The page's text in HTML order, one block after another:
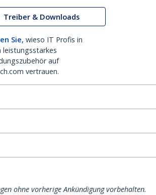
Treiber & Downloads
Sie, wieso IT Profis in
leistungsstarkes
auf
vertrauen.
ohne vorherige Ankündigung vorbehalten.